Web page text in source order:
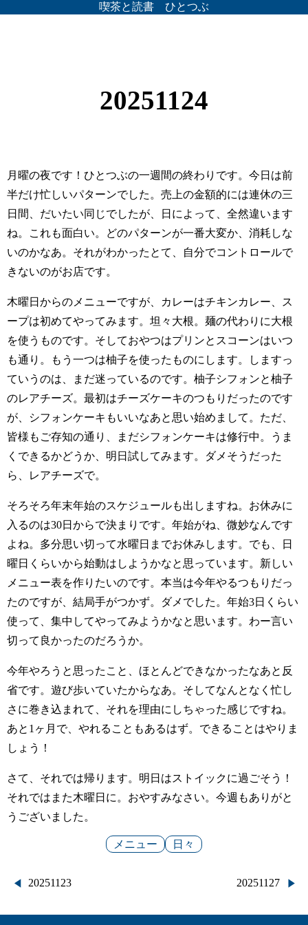
喫茶と読書 ひとつぶ
20251124
月曜の夜です！ひとつぶの一週間の終わりです。今日は前
半だけ忙しいパターンでした。売上の金額的には連休の三
日間、だいたい同じでしたが、日によって、全然違います
ね。これも面白い。どのパターンが一番大変か、消耗しな
いのかなあ。それがわかったとて、自分でコントロールで
きないのがお店です。
木曜日からのメニューですが、カレーはチキンカレー、ス
ープは初めてやってみます。坦々大根。麺の代わりに大根
を使うものです。そしておやつはプリンとスコーンはいつ
も通り。もう一つは柚子を使ったものにします。しますっ
ていうのは、まだ迷っているのです。柚子シフォンと柚子
のレアチーズ。最初はチーズケーキのつもりだったのです
が、シフォンケーキもいいなあと思い始めまして。ただ、
皆様もご存知の通り、まだシフォンケーキは修行中。うま
くできるかどうか、明日試してみます。ダメそうだった
ら、レアチーズで。
そろそろ年末年始のスケジュールも出しますね。お休みに
入るのは30日からで決まりです。年始がね、微妙なんです
よね。多分思い切って水曜日までお休みします。でも、日
曜日くらいから始動はしようかなと思っています。新しい
メニュー表を作りたいのです。本当は今年やるつもりだっ
たのですが、結局手がつかず。ダメでした。年始3日くらい
使って、集中してやってみようかなと思います。わー言い
切って良かったのだろうか。
今年やろうと思ったこと、ほとんどできなかったなあと反
省です。遊び歩いていたからなあ。そしてなんとなく忙し
さに巻き込まれて、それを理由にしちゃった感じですね。
あと1ヶ月で、やれることもあるはず。できることはやりま
しょう！
さて、それでは帰ります。明日はストイックに過ごそう！
それではまた木曜日に。おやすみなさい。今週もありがと
うございました。
メニュー 日々
投
稿
20251123 20251127